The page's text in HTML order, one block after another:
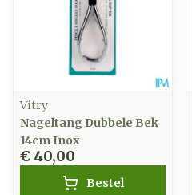
Vitry
Nageltang Dubbele Bek
14cm Inox
€ 40,00
Bestel